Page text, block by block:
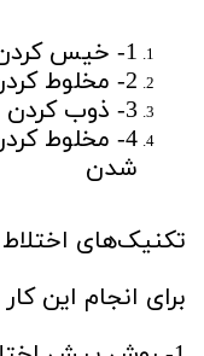
1- خیس کردن رنگ‌دانه ها و پیلمر پایه
2- مخلوط کردن پیلمر پایه با افزودنی‌ها
3- ذوب کردن
4- مخلوط
شدن
تکنیک‌های اختلاط
برای انجام این